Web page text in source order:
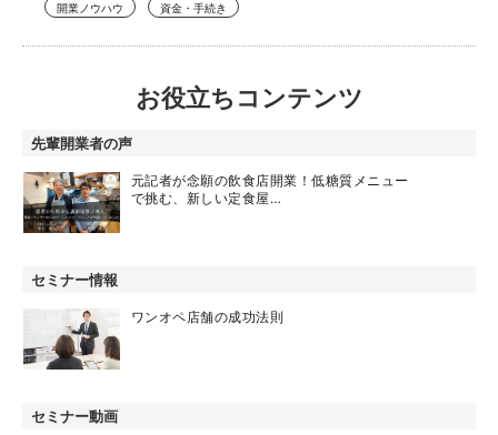
開業ノウハウ 資金・手続き
お役立ちコンテンツ
先輩開業者の声
元記者が念願の飲食店開業！低糖質メニュー
で挑む、新しい定食屋…
セミナー情報
ワンオペ店舗の成功法則
セミナー動画